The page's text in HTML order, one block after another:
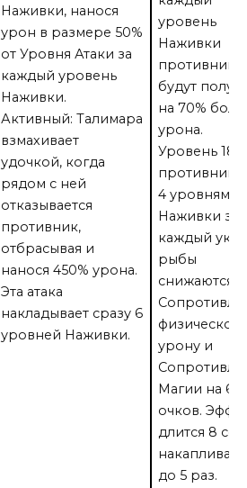
Наживки, нанося
урон в размере 50%
от Уровня Атаки за
каждый уровень
Наживки.
Активный: Талимара
взмахивает
удочкой, когда
рядом с ней
отказывается
противник,
отбрасывая и
нанося 450% урона.
Эта атака
накладывает сразу 6
уровней Наживки.
уровень
Наживки
противники
будут
на 70%
урона.
Уровень
4 уровнями
Наживки за
каждый укус
рыбы
снижаются
урону и
Магии на 6
очков.
длится 8
до 5 раз.